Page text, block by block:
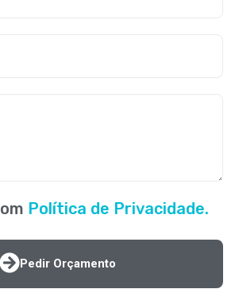
Política de Privacidade.
Pedir Orçamento